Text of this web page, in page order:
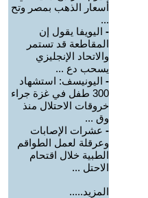
أسعار الذهب بمصر وتح
...
- اليويفا يقول إن
المقاطعة قد تستمر
والاتحاد الإنجليزي
يسحب دع ...
- اليونيسف: استشهاد
300 طفل في غزة جراء
خروقات الاحتلال منذ
وق ...
- عشرات الإصابات
وعرقلة لعمل الطواقم
الطبية خلال اقتحام
الاحتل ...
المزيد.....